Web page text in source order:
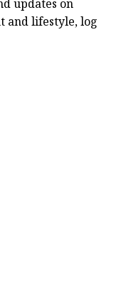
updates on
and lifestyle, log